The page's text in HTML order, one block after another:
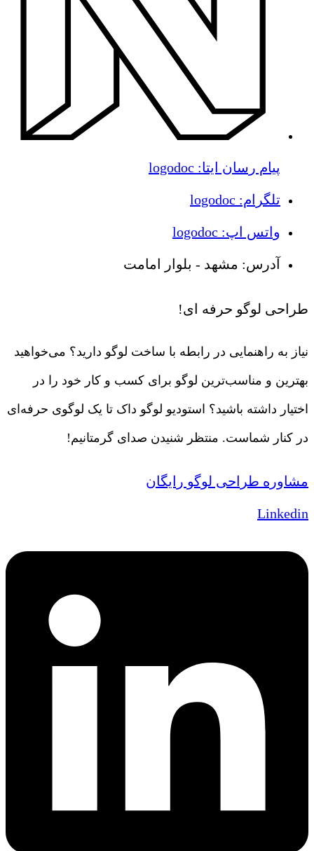
پیام رسان ایتا: logodoc
تلگرام: logodoc
واتس اپ: logodoc
آدرس: مشهد - بلوار امامت
طراحی لوگو حرفه ای!
نیاز به راهنمایی در رابطه با ساخت لوگو دارید؟ می‌خواهید
بهترین و مناسب‌ترین لوگو برای کسب و کار خود را در
اختیار داشته باشید؟ استودیو لوگو داک تا یک لوگوی حرفه‌ای
در کنار شماست. منتظر شنیدن صدای گرمتانیم!
مشاوره طراحی لوگو رایگان
Linkedin